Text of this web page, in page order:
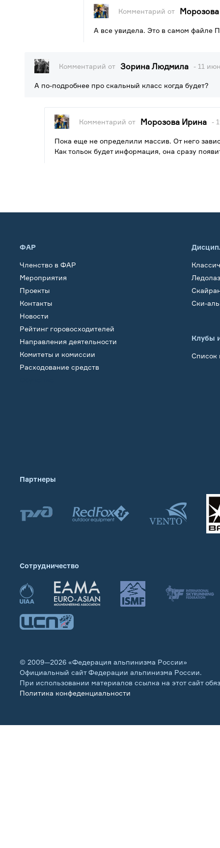
Комментарий от
А все увидела. Это в самом файле
Комментарий от Зорина Людмила - 11
А по-подробнее про скальный класс когда будет?
Комментарий от Морозова Ирина -
Пока еще не определили массив. От него
Как тольок будет информация, она сразу
ФАР
Членство в ФАР
Мероприятия
Проекты
Контакты
Новости
Рейтинг горовосходителей
Направления деятельности
Комитеты и комиссии
Расходование средств
Ски-
Клубы
Список
Партнеры
Сотрудничество
© 2009—2026 «Федерация альпинизма России»
Официальный сайт Федерации альпинизма России.
При использовании материалов ссылка на этот сайт
Политика конфеденциальности